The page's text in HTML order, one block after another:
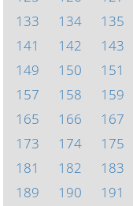
133
134 135
141
142 143
149
150 151
157
158 159
165
166 167
173
174 175
181
182 183
189
190 191